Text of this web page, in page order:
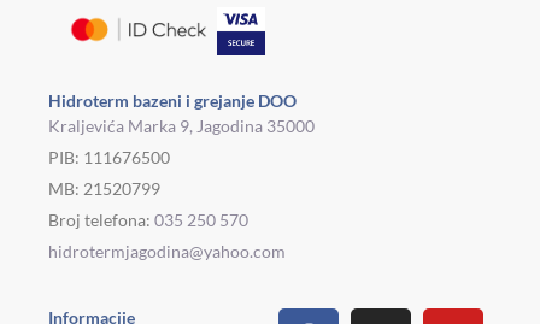
Hidroterm bazeni i grejanje DOO
Kraljevića Marka 9, Jagodina 35000
PIB: 111676500
MB: 21520799
Broj telefona: 035 250 570
hidrotermjagodina@yahoo.com
Informacije